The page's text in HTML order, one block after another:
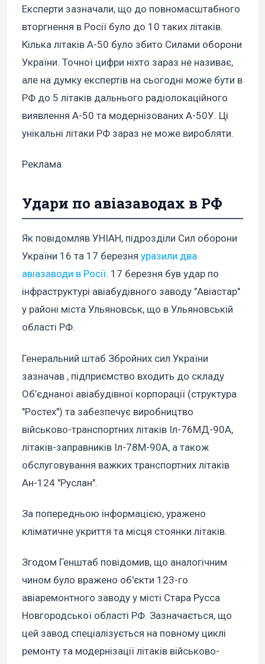
Експерти зазначали, що до повномасштабного
вторгнення в Росії було до 10 таких літаків.
Кілька літаків А-50 було збито Силами оборони
України. Точної цифри ніхто зараз не називає,
але на думку експертів на сьогодні може бути в
РФ до 5 літаків дальнього радіолокаційного
виявлення А-50 та модернізованих А-50У. Ці
унікальні літаки РФ зараз не може виробляти.
Реклама
Удари по авіазаводах в РФ
Як повідомляв УНІАН, підрозділи Сил оборони
України 16 та 17 березня уразили два
авіазаводи в Росії. 17 березня був удар по
інфраструктурі авіабудівного заводу "Авіастар"
у районі міста Ульяновськ, що в Ульяновській
області РФ.
Генеральний штаб Збройних сил України
зазначав , підприємство входить до складу
Об’єднаної авіабудівної корпорації (структура
"Ростех") та забезпечує виробництво
військово-транспортних літаків Іл-76МД-90А,
літаків-заправників Іл-78М-90А, а також
обслуговування важких транспортних літаків
Ан-124 "Руслан".
За попередньою інформацією, уражено
кліматичне укриття та місця стоянки літаків.
Згодом Генштаб повідомив, що аналогічним
чином було вражено об'єкти 123-го
авіаремонтного заводу у місті Стара Русса
Новгородської області РФ. Зазначається, що
цей завод спеціалізується на повному циклі
ремонту та модернізації літаків військово-